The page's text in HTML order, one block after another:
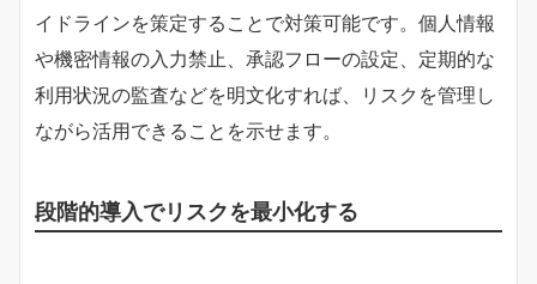
イドラインを策定することで対策可能です。個人情報
や機密情報の入力禁止、承認フローの設定、定期的な
利用状況の監査などを明文化すれば、リスクを管理し
ながら活用できることを示せます。
段階的導入でリスクを最小化する